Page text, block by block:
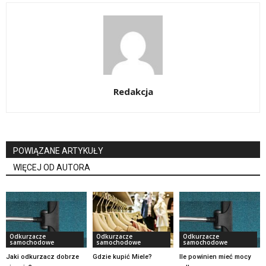
Redakcja
POWIĄZANE ARTYKUŁY
WIĘCEJ OD AUTORA
Odkurzacze
samochodowe
Jaki odkurzacz dobrze
Odkurzacze
samochodowe
Gdzie kupić Miele?
Odkurzacze
samochodowe
Ile powinien mieć mocy